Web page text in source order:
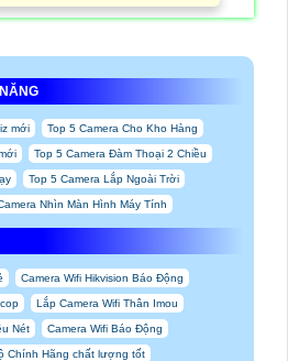
mới Top 5 Camera Cho Kho Hàng
Top 5 Camera Đàm Thoại 2 Chiều
Top 5 Camera Lắp Ngoài Trời
Nhìn Màn Hình Máy Tính
Camera Wifi Hikvision Báo Động
Lắp Camera Wifi Thân Imou
Nét Camera Wifi Báo Động
Chính Hãng chất lượng tốt